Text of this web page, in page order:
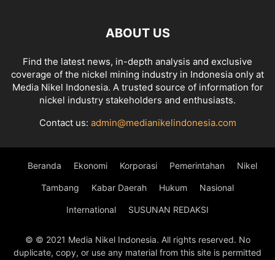
ABOUT US
Find the latest news, in-depth analysis and exclusive
coverage of the nickel mining industry in Indonesia only at
Media Nikel Indonesia. A trusted source of information for
nickel industry stakeholders and enthusiasts.
Contact us: admin@medianikelindonesia.com
Beranda Ekonomi Korporasi Pemerintahan Nikel
Tambang Kabar Daerah Hukum Nasional
International SUSUNAN REDAKSI
© © 2021 Media Nikel Indonesia. All rights reserved. No
duplicate, copy, or use any material from this site is permitted